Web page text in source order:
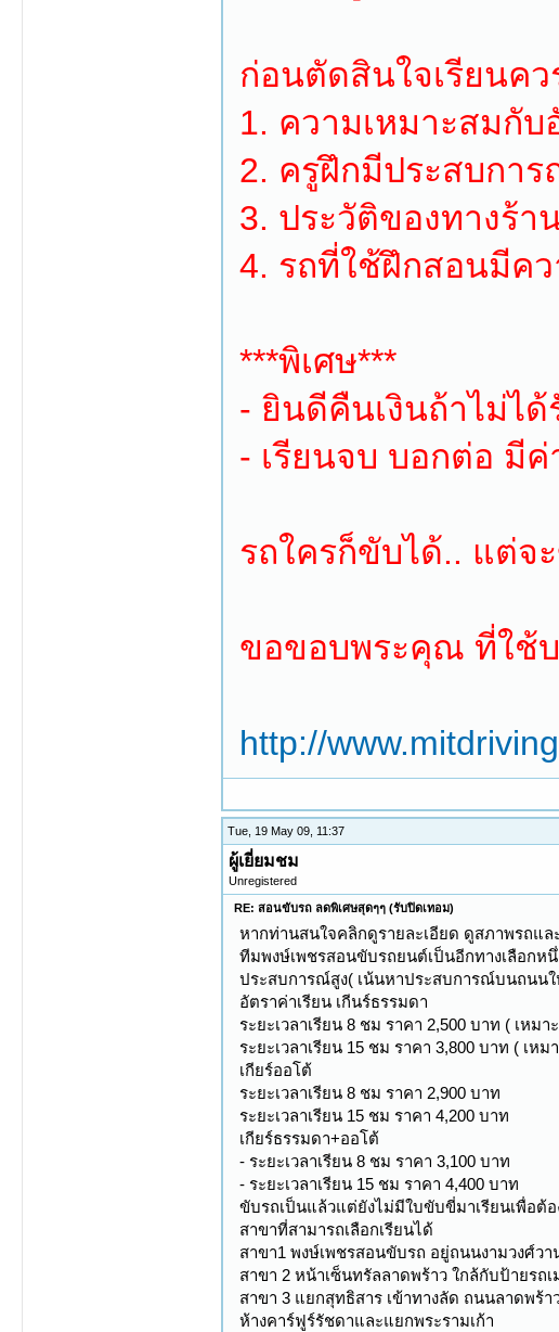
ก่อนตัดสินใจเรียนค
1. ความเหมาะสมกับ
2. ครูฝึกมีประสบกา
3. ประวัติของทางร้า
4. รถที่ใช้ฝึกสอนมีค
***พิเศษ***
- ยินดีคืนเงินถ้าไม่ไ
- เรียนจบ บอกต่อ มี
รถใครก็ขับได้.. แต่จ
ขอขอบพระคุณ ที่ใช้
http://
Tue, 19 May 09, 11:37
ผู้เยี่ยมชม
Unregistered
RE: สอนขับรถ ลดพิเศษสุดๆๆ (รับปิดเทอม)
หากท่านสนใจคลิกดูรายละเอียด ดูสภาพรถแ
ทีมพงษ์เพชรสอนขับรถยนต์เป็นอีกทางเลือกห
ประสบการณ์สูง( เน้นหาประสบการณ์บนถนนใ
อัตราค่าเรียน เกีนร์ธรรมดา
ระยะเวลาเรียน 8 ชม ราคา 2,500 บาท ( เห
ระยะเวลาเรียน 15 ชม ราคา 3,800 บาท ( เห
เกียร์ออโต้
ระยะเวลาเรียน 8 ชม ราคา 2,900 บาท
ระยะเวลาเรียน 15 ชม ราคา 4,200 บาท
เกียร์ธรรมดา+ออโต้
- ระยะเวลาเรียน 8 ชม ราคา 3,100 บาท
- ระยะเวลาเรียน 15 ชม ราคา 4,400 บาท
ขับรถเป็นแล้วแต่ยังไม่มีใบขับขี่มาเรียนเพื่อต้
สาขาที่สามารถเลือกเรียนได้
สาขา1 พงษ์เพชรสอนขับรถ อยู่ถนนงามวงศ์วา
สาขา 2 หน้าเซ็นทรัลลาดพร้าว ใกล้กับป้ายร
สาขา 3 แยกสุทธิสาร เข้าทางลัด ถนนลาดพร้
ห้างคาร์ฟูร์รัชดาและแยกพระรามเก้า